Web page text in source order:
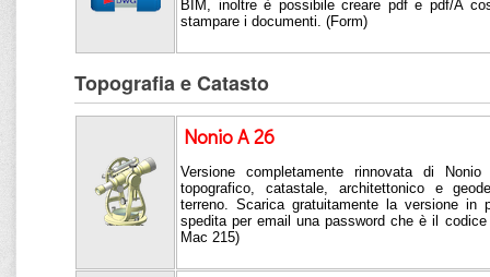
BIM, inoltre è possibile creare pdf e pdf/A
stampare i documenti. (Form)
Topografia e Catasto
Nonio A 26
Versione completamente rinnovata di
topografico, catastale, architettonico e
terreno. Scarica gratuitamente la versione in
spedita per email una password che è il
Mac 215)